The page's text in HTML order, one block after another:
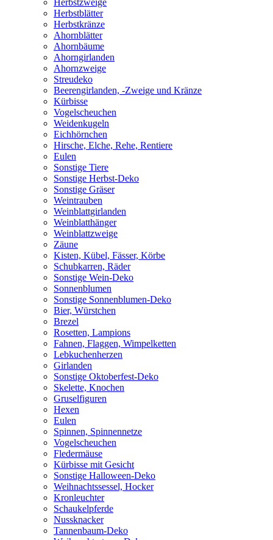
Herbstblätter
Herbstkränze
Ahornblätter
Ahornbäume
Ahorngirlanden
Ahornzweige
Streudeko
Beerengirlanden, -Zweige und Kränze
Kürbisse
Vogelscheuchen
Weidenkugeln
Eichhörnchen
Hirsche, Elche, Rehe, Rentiere
Eulen
Sonstige Tiere
Sonstige Herbst-Deko
Sonstige Gräser
Weintrauben
Weinblattgirlanden
Weinblatthänger
Weinblattzweige
Zäune
Kisten, Kübel, Fässer, Körbe
Schubkarren, Räder
Sonstige Wein-Deko
Sonnenblumen
Sonstige Sonnenblumen-Deko
Bier, Würstchen
Brezel
Rosetten, Lampions
Fahnen, Flaggen, Wimpelketten
Lebkuchenherzen
Girlanden
Sonstige Oktoberfest-Deko
Skelette, Knochen
Gruselfiguren
Hexen
Eulen
Spinnen, Spinnennetze
Vogelscheuchen
Fledermäuse
Kürbisse mit Gesicht
Sonstige Halloween-Deko
Weihnachtssessel, Hocker
Kronleuchter
Schaukelpferde
Nussknacker
Tannenbaum-Deko